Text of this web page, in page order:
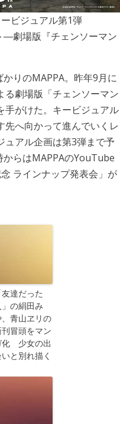
ビジュアル第1弾
―劇場版『チェンソーマン
りのMAPPA。昨年9月に
る劇場版「チェンソーマン
手がけた。キービジュアル
先へ向かって進んでいくレ
ュアル企画は第3弾まで予
らはMAPPAのYouTube
ラインナップ発表会」が
友達だった
」の絹田み
青山ヱリの
刊冒頭をマン
化 少女の出
と別れ描く